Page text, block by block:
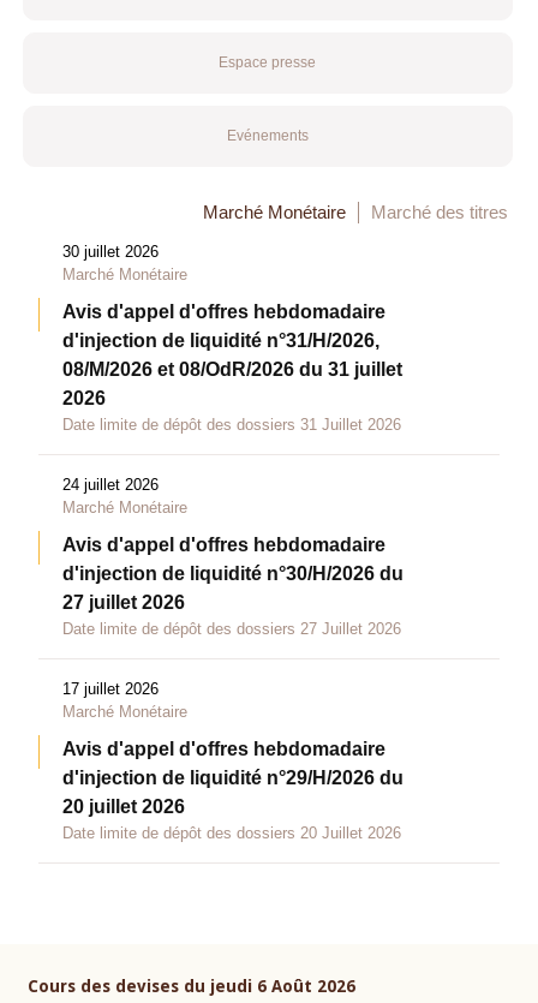
Espace presse
Evénements
Marché Monétaire Marché des titres
30 juillet 2026
Marché Monétaire
Avis d'appel d'offres hebdomadaire
d'injection de liquidité n°31/H/2026,
08/M/2026 et 08/OdR/2026 du 31 juillet
2026
Date limite de dépôt des dossiers 31 Juillet 2026
24 juillet 2026
Marché Monétaire
Avis d'appel d'offres hebdomadaire
d'injection de liquidité n°30/H/2026 du
27 juillet 2026
Date limite de dépôt des dossiers 27 Juillet 2026
17 juillet 2026
Marché Monétaire
Avis d'appel d'offres hebdomadaire
d'injection de liquidité n°29/H/2026 du
20 juillet 2026
Date limite de dépôt des dossiers 20 Juillet 2026
Cours des devises du jeudi 6 Août 2026